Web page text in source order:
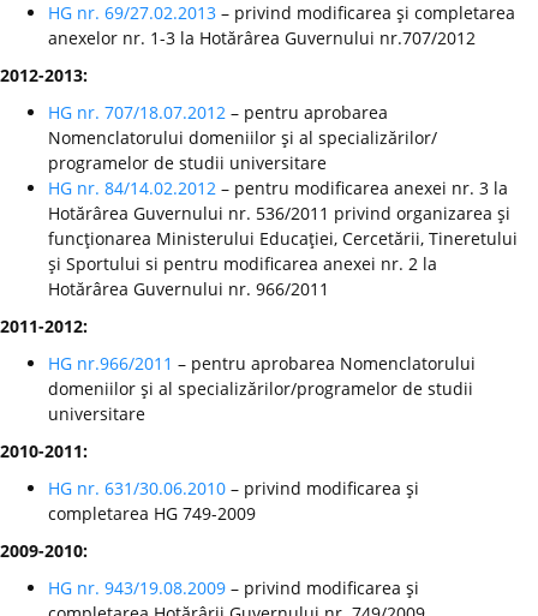
HG nr. 69/27.02.2013 – privind modificarea şi completarea
anexelor nr. 1-3 la Hotărârea Guvernului nr.707/2012
2012-2013:
HG nr. 707/18.07.2012 – pentru aprobarea
Nomenclatorului domeniilor şi al specializărilor/
programelor de studii universitare
HG nr. 84/14.02.2012 – pentru modificarea anexei nr. 3 la
Hotărârea Guvernului nr. 536/2011 privind organizarea şi
funcţionarea Ministerului Educaţiei, Cercetării, Tineretului
şi Sportului si pentru modificarea anexei nr. 2 la
Hotărârea Guvernului nr. 966/2011
2011-2012:
HG nr.966/2011 – pentru aprobarea Nomenclatorului
domeniilor şi al specializărilor/programelor de studii
universitare
2010-2011:
HG nr. 631/30.06.2010 – privind modificarea şi
completarea HG 749-2009
2009-2010:
HG nr. 943/19.08.2009 – privind modificarea şi